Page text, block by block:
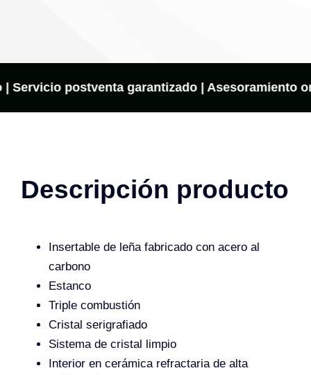
postventa garantizado | Asesoramiento
Descripción producto
Insertable de leña fabricado con acero al
carbono
Estanco
Triple combustión
Cristal serigrafiado
Sistema de cristal limpio
Interior en cerámica refractaria de alta